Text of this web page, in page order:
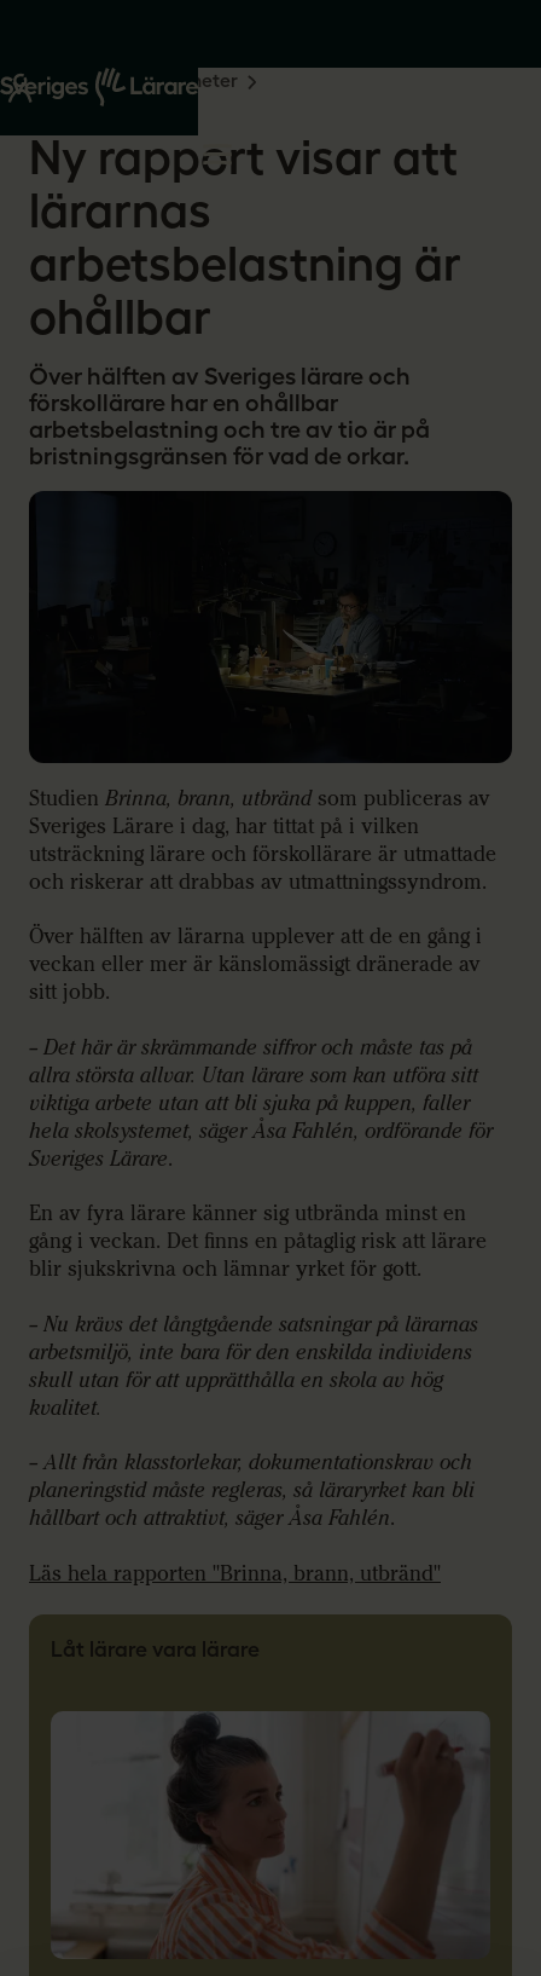
Start Om oss
Nyheter
2024-01-23
Ny rapport visar att
lärarnas
arbetsbelastning är
ohållbar
Över hälften av Sveriges lärare och
förskollärare har en ohållbar
arbetsbelastning och tre av tio är på
bristningsgränsen för vad de orkar.
Studien Brinna, brann, utbrändsom publiceras av
Sveriges Lärare i dag, har tittat på i vilken
utsträckning lärare och förskollärare är utmattade
och riskerar att drabbas av utmattningssyndrom.
Över hälften av lärarna upplever att de en gång i
veckan eller mer är känslomässigt dränerade av
sitt jobb.
– Det här är skrämmande siffror och måste tas på
allra största allvar. Utan lärare som kan utföra sitt
viktiga arbete utan att bli sjuka på kuppen, faller
hela skolsystemet, säger Åsa Fahlén, ordförande för
Sveriges Lärare.
En av fyra lärare känner sig utbrända minst en
gång i veckan. Det finns en påtaglig risk att lärare
blir sjukskrivna och lämnar yrket för gott.
– Nu krävs det långtgående satsningar på lärarnas
arbetsmiljö, inte bara för den enskilda individens
skull utan för att upprätthålla en skola av hög
kvalitet.
– Allt från klasstorlekar, dokumentationskrav och
planeringstid måste regleras, så läraryrket kan bli
hållbart och attraktivt, säger Åsa Fahlén.
Läs hela rapporten "Brinna, brann, utbränd"
Låt lärare vara lärare